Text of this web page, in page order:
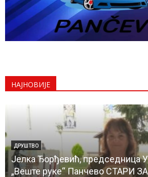
НАЈНОВИЈЕ
ДРУШТВО
Јелка Ђорђевић, председница
„Веште руке“ Панчево СТАРИ